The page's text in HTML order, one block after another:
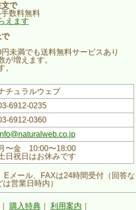
で
数料無料
えます
未満でも送料無料サービスあり
が増えます。
チュラルウェブ
6912-0235
6912-0360
〜金 10:00〜18:00
日祝日はお休みです
メール、FAXは24時間受付（回答な
は営業日時内）
購入特典｜ 利用案内